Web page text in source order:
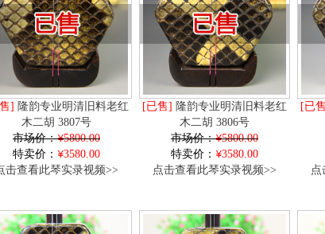
] 隆韵专业明清旧料老红
木二胡 3807号
市场价： 5800.00
特卖价：
3580.00
击查看此琴实录视频>>
[已售] 隆韵专业明清旧料老红
木二胡 3806号
市场价： 5800.00
特卖价：
3580.00
点击查看此琴实录视频>>
[已